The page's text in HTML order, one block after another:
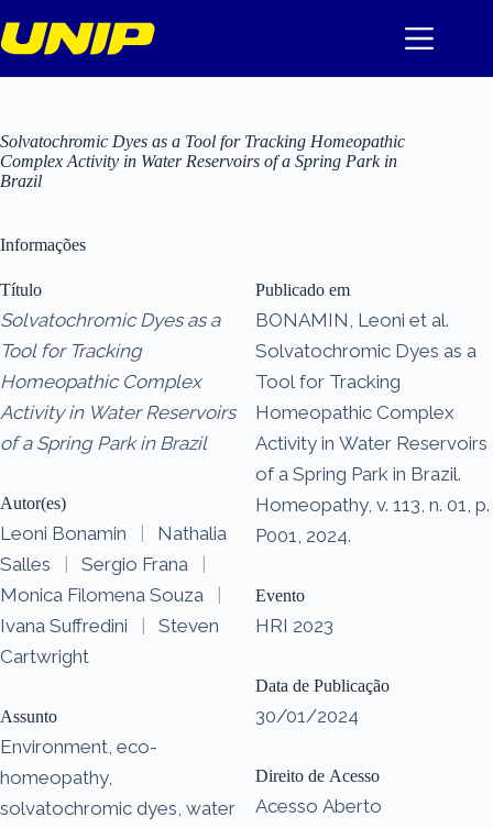
para
o
Solvatochromic Dyes as a Tool for Tracking Homeopathic
Complex Activity in Water Reservoirs of a Spring Park in
Brazil
Informações
Título
Solvatochromic Dyes as a
Tool for Tracking
Homeopathic Complex
Activity in Water Reservoirs
of a Spring Park in Brazil
Autor(es)
Leoni Bonamin |
Nathalia
Salles
| Sergio Frana
|
Monica Filomena Souza
|
Ivana Suffredini
|
Steven
Cartwright
Assunto
Environment, eco-
homeopathy,
solvatochromic dyes, water
Publicado em
BONAMIN, Leoni et al.
Solvatochromic Dyes as a
Tool for Tracking
Homeopathic Complex
Activity in Water Reservoirs
of a Spring Park in Brazil.
Homeopathy, v. 113, n. 01, p.
P001, 2024.
Evento
HRI 2023
Data de Publicação
30/01/2024
Direito de Acesso
Acesso Aberto